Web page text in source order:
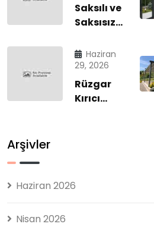
Saksılı ve
Saksısız
Kırıcı
Cam
Sistemleri
| Dört
Haziran
29, 2026
Rüzgar
Kırıcı
Diamond
Arşivler
Haziran 2026
Nisan 2026